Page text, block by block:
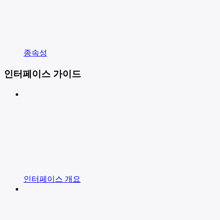
종속성
인터페이스 가이드
인터페이스 개요